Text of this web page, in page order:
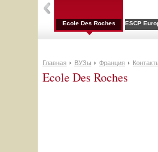
Ecole Des Roches ESCP
Главная ВУЗы Франция
Ecole Des Roches